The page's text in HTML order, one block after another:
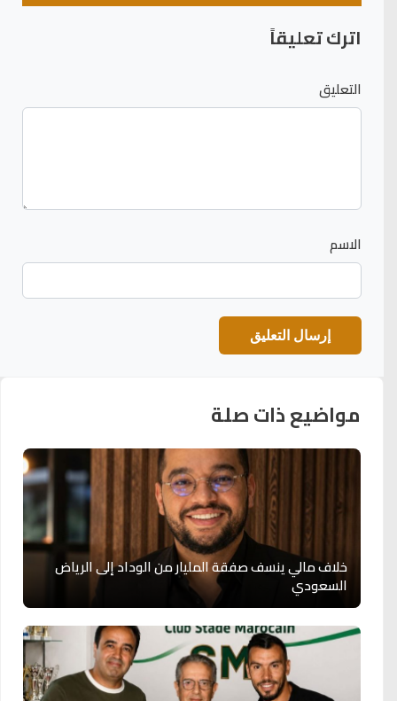
اترك تعليقاً
التعليق
الاسم
مواضيع ذات صلة
خلاف مالي ينسف صفقة المليار من الوداد إلى الرياض
السعودي